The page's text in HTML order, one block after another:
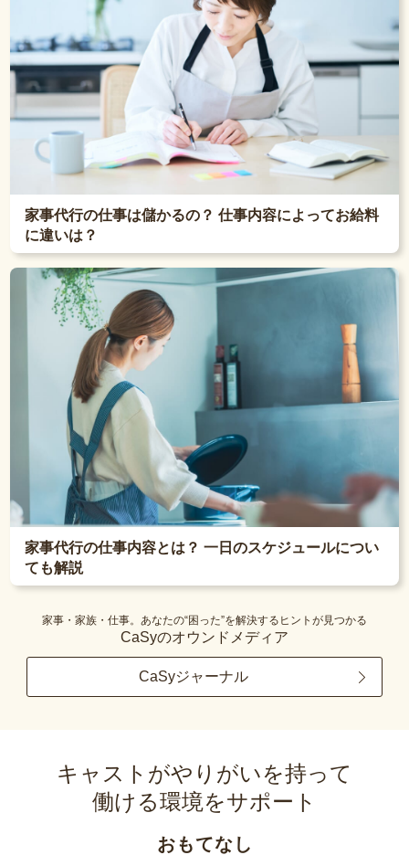
家事代行の仕事は儲かるの？ 仕事内容によってお給料
に違いは？
家事代行の仕事内容とは？ 一日のスケジュールについ
ても解説
家事・家族・仕事。あなたの“困った”を解決するヒントが見つかる
CaSyのオウンドメディア
CaSyジャーナル
キャストがやりがいを持って
働ける環境をサポート
おもてなし